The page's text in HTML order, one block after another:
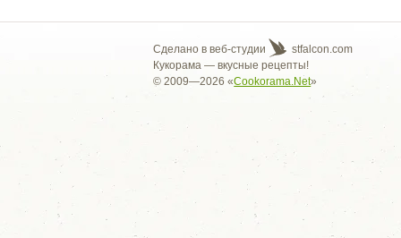
Сделано в веб-студии
stfalcon.com
Кукорама — вкусные рецепты!
© 2009—2026 «Cookorama.Net»